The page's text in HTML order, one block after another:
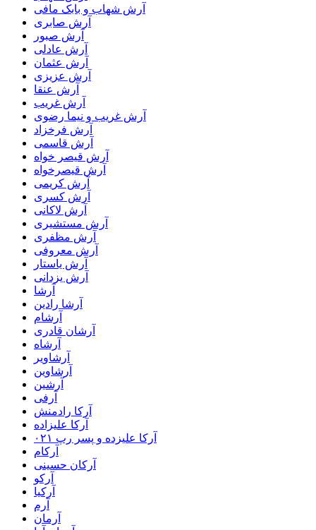
آرش شهاب و بابک مافی
آرش صابری
آرش صبور
آرش عادلی
آرش عثمان
آرش عزیزی
آرش عنقا
آرش غریب
آرش غریب و نیما رضوی
آرش فرخزاد
آرش قاسمی
آرش قیصر خواه
آرش قیصرخواه
آرش کریمی
آرش کسری
آرش لاکانی
آرش مستشیری
آرش مظفری
آرش معروفی
آرش یاستار
آرش یزدانی
آرشا
آرشا رادین
آرشام
آرشان قادری
آرشاه
آرشاویر
آرشاوین
آرشین
آرفی
آرکا رادمنش
آرکا علیزاده
آرکا علیزده و پسر رپ ۰۲۱
آرکام
آرکان حسینی
آرکو
آرکیا
آرم
آرمان